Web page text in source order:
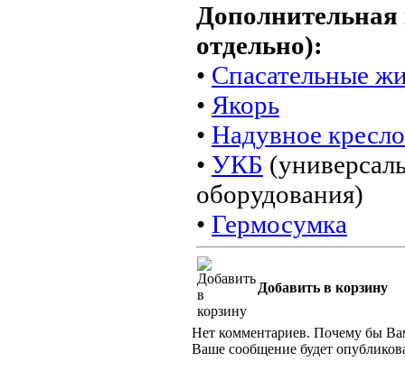
Дополнительная
отдельно):
• Спасательные
• Якорь
• Надувное кресло
• УКБ
оборудования)
• Гермосумка
Добавить в корзину
Нет комментариев. Почему бы
Ваше сообщение будет